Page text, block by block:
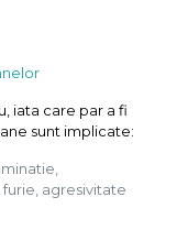
iata care par a fi
sunt implicate:
agresivitate